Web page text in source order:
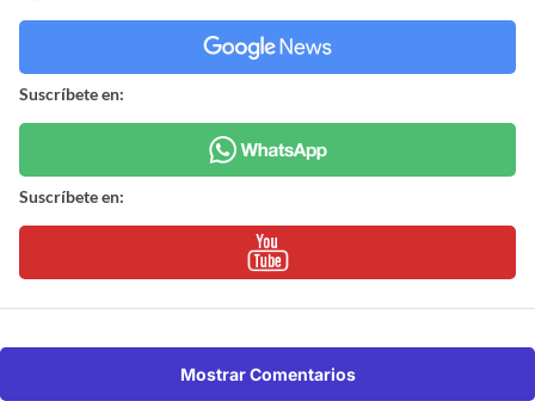
Suscríbete en:
Suscríbete en:
Mostrar Comentarios